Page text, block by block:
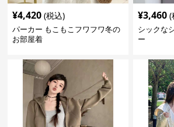
¥4,420 (税込)
パーカー もこもこフワフワ冬の
お部屋着
¥3,460 (
シックな
ー